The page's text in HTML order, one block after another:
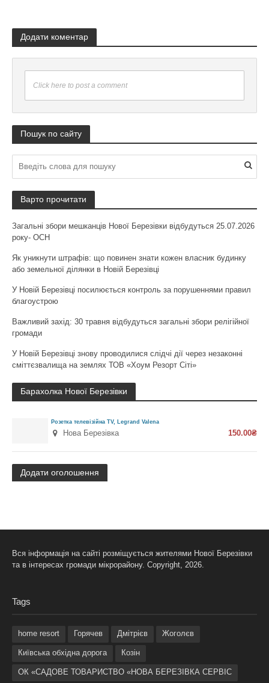
Додати коментар
Click here to post a comment
Пошук по сайту
Варто прочитати
Загальні збори мешканців Нової Березівки відбудуться 25.07.2026
року- ОСН
Як уникнути штрафів: що повинен знати кожен власник будинку
або земельної ділянки в Новій Березівці
У Новій Березівці посилюється контроль за порушеннями правил
благоустрою
Важливий захід: 30 травня відбудуться загальні збори релігійної
громади
У Новій Березівці знову проводилися слідчі дії через незаконні
сміттєзвалища на землях ТОВ «Хоум Резорт Сіті»
Барахолка Нової Березівки
Розетка телевізійна TV, Legrand Valena
Нова Березівка 150.00₴
Додати оголошення
Вся інформація на сайті розміщується жителями Нової Березівки
та в інтересах громади мікрорайону. Copyright, 2026.
Tags
home resort Горячев Дмітрієв Жоголєв
Київська обхідна дорога Козін
ОК «САДОВЕ ТОВАРИСТВО «НОВА БЕРЕЗІВКА СЕРВІС